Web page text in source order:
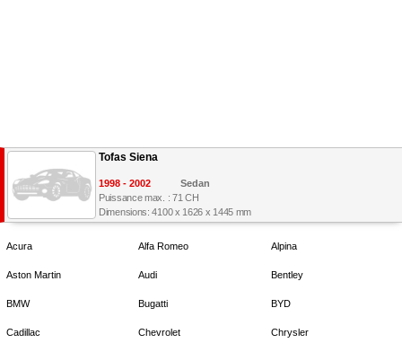
Tofas Siena
1998 - 2002
Sedan
Puissance max. : 71 CH
Dimensions: 4100 x 1626 x 1445 mm
Acura Alfa Romeo Alpina
Aston Martin Audi Bentley
BMW Bugatti BYD
Cadillac Chevrolet Chrysler